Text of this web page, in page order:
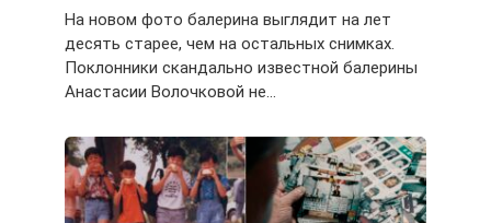
На новом фото балерина выглядит на лет
десять старее, чем на остальных снимках.
Поклонники скандально известной балерины
Анастасии Волочковой не…